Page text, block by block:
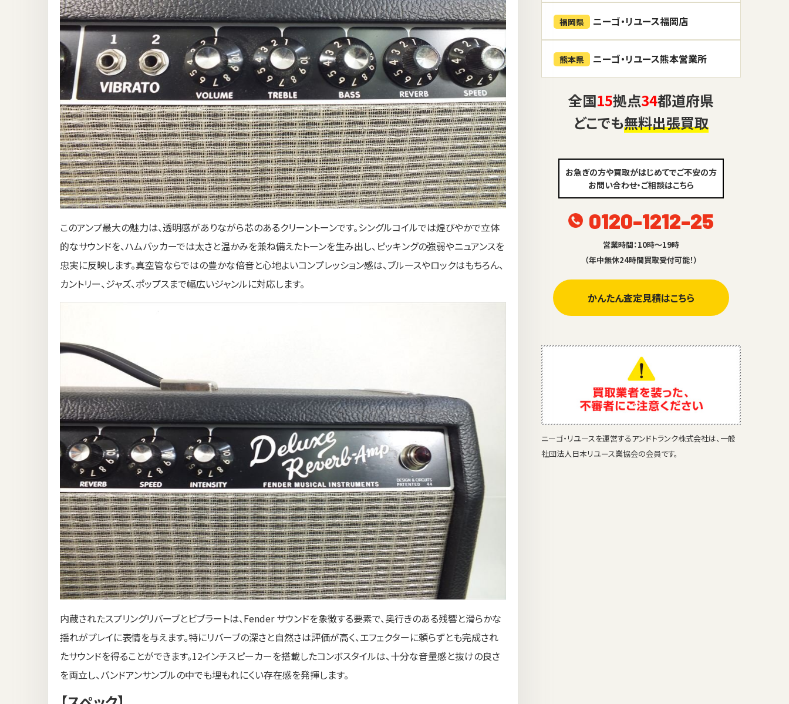
このアンプ最大の魅力は、透明感がありながら芯のあるクリーントーンです。シングルコイルでは煌びやかで立体
的なサウンドを、ハムバッカーでは太さと温かみを兼ね備えたトーンを生み出し、ピッキングの強弱やニュアンスを
忠実に反映します。真空管ならではの豊かな倍音と心地よいコンプレッション感は、ブルースやロックはもちろん、
カントリー、ジャズ、ポップスまで幅広いジャンルに対応します。
内蔵されたスプリングリバーブとビブラートは、Fender サウンドを象徴する要素で、奥行きのある残響と滑らかな
揺れがプレイに表情を与えます。特にリバーブの深さと自然さは評価が高く、エフェクターに頼らずとも完成され
たサウンドを得ることができます。12インチスピーカーを搭載したコンボスタイルは、十分な音量感と抜けの良さ
を両立し、バンドアンサンブルの中でも埋もれにくい存在感を発揮します。
福岡県 ニーゴ・リユース福岡店
熊本県 ニーゴ・リユース熊本営業所
全国15拠点34都道府県
どこでも無料出張買取
お急ぎの方や買取がはじめてでご不安の方
お問い合わせ・ご相談はこちら
0120-1212-25
営業時間：10時～19時
（年中無休24時間買取受付可能！）
かんたん査定見積はこちら
ニーゴ・リユースを運営するアンドトランク株式会社は、一般
社団法人日本リユース業協会の会員です。